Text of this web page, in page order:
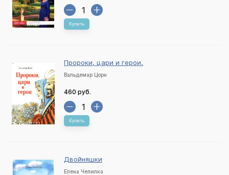
Купить
Пророки, цари и герои.
Вальдемар Цорн
460 руб.
Купить
Двойняшки
Елена Чепилка